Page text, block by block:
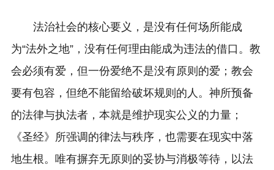
法治社会的核心要义，是没有任何场所能成
为“法外之地”，没有任何理由能成为违法的借口。教
会必须有爱，但一份爱绝不是没有原则的爱；教会
要有包容，但绝不能留给破坏规则的人。神所预备
的法律与执法者，本就是维护现实公义的力量；
《圣经》所强调的律法与秩序，也需要在现实中落
地生根。唯有摒弃无原则的妥协与消极等待，以法